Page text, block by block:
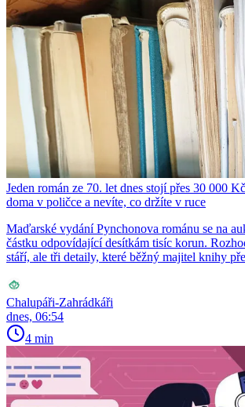
Jeden román ze 70. let dnes stojí přes 30 000
doma v poličce a nevíte, co držíte v ruce
Maďarské vydání Pynchonova románu se na
částku odpovídající desítkám tisíc korun.
stáří, ale tři detaily, které běžný majitel knihy
Chalupáři-Zahrádkáři
dnes, 06:54
4 min